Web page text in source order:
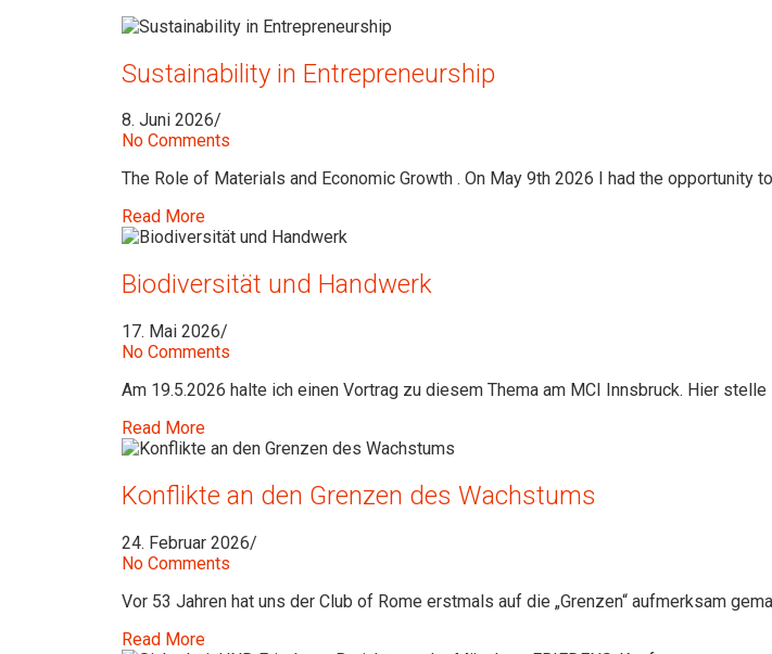
Sustainability in Entrepreneurship
8. Juni 2026/
No Comments
The Role of Materials and Economic Growth . On May 9th 2026 I had the opportunity
Read More
Biodiversität und Handwerk
17. Mai 2026/
No Comments
Am 19.5.2026 halte ich einen Vortrag zu diesem Thema am MCI Innsbruck. Hier
Read More
Konflikte an den Grenzen des Wachstums
24. Februar 2026/
No Comments
Vor 53 Jahren hat uns der Club of Rome erstmals auf die „Grenzen“ aufmerksam
Read More